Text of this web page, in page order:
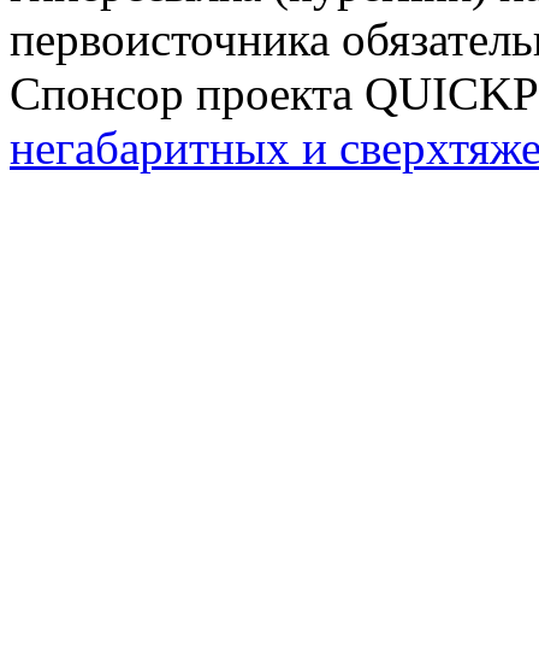
первоисточника
Спонсор проекта
негабаритных и